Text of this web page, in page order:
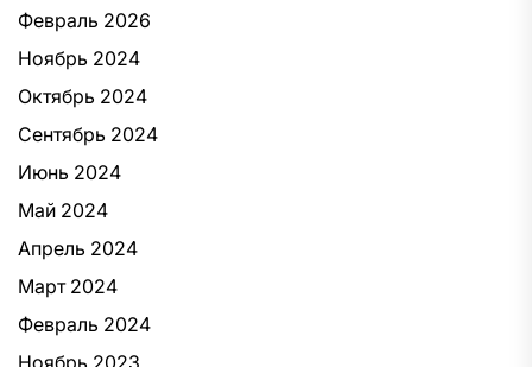
Февраль 2026
Ноябрь 2024
Октябрь 2024
Сентябрь 2024
Июнь 2024
Май 2024
Апрель 2024
Март 2024
Февраль 2024
Ноябрь 2023